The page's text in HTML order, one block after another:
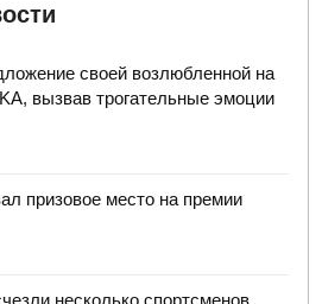
своей возлюбленной на
вызвав трогательные эмоции
призовое место на премии